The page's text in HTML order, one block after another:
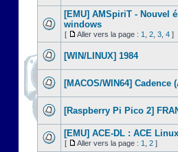
[EMU] AMSpiriT - Nouvel
windows
[ Aller vers la page : 1 2 3 4 ]
[WIN/LINUX] 1984
[MACOS/WIN64] Cadence
[Raspberry Pi Pico 2]
[EMU] ACE-DL : ACE
[ Aller vers la page : 1 2 ]